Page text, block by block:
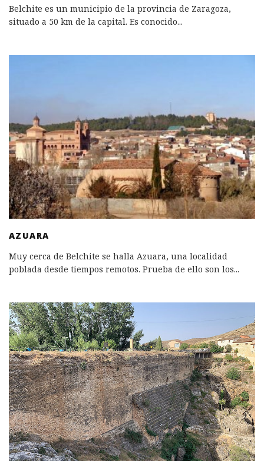
Belchite es un municipio de la provincia de Zaragoza,
situado a 50 km de la capital. Es conocido...
AZUARA
Muy cerca de Belchite se halla Azuara, una localidad
poblada desde tiempos remotos. Prueba de ello son los...